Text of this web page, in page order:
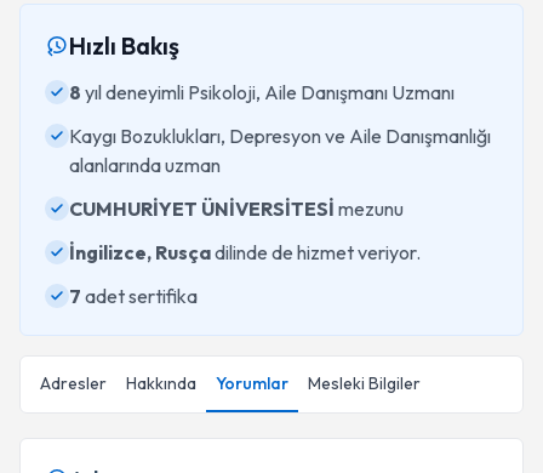
Hızlı Bakış
8 yıl deneyimli Psikoloji, Aile Danışmanı Uzmanı
Kaygı Bozuklukları, Depresyon ve Aile Danışmanlığı
alanlarında uzman
CUMHURİYET ÜNİVERSİTESİ mezunu
İngilizce, Rusçadilinde de hizmet veriyor.
7 adet sertifika
Adresler Hakkında Yorumlar Mesleki Bilgiler